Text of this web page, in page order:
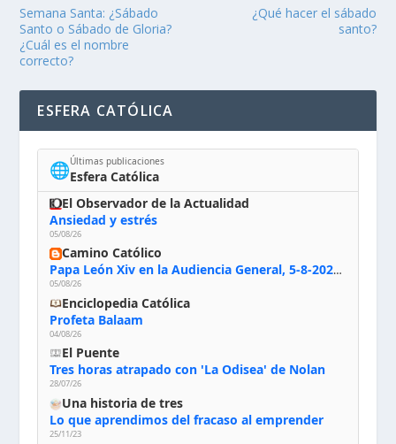
Semana Santa: ¿Sábado
Santo o Sábado de Gloria?
¿Cuál es el nombre
correcto?
¿Qué hacer el sábado
santo?
ESFERA CATÓLICA
🌐Últimas publicaciones
Esfera Católica
El Observador de la Actualidad
Ansiedad y estrés
05/08/26
Camino Católico
Papa León Xiv en la Audiencia General, 5-8-2026: «Dios en el primer puesto; la oración, nuestra primera obligación; la liturgia, la primera fuente de la vida divina que se nos comunica, la primera escuela de nuestra vida espiritual»
05/08/26
Enciclopedia Católica
Profeta Balaam
04/08/26
El Puente
Tres horas atrapado con 'La Odisea' de Nolan
28/07/26
Una historia de tres
Lo que aprendimos del fracaso al emprender
25/11/23